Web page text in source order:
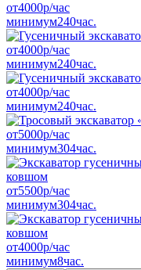
от4000р/час
минимум240час.
от4000р/час
минимум240час.
от4000р/час
минимум240час.
от5000р/час
минимум304час.
от5500р/час
минимум304час.
от4000р/час
минимум8час.